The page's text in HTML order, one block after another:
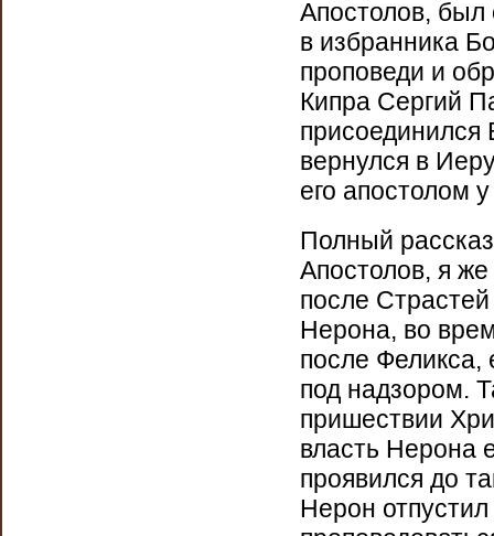
Апостолов, был
в избранника
проповеди и
Кипра Сергий
присоединился
вернулся в
его апостолом
Полный
Апостолов, я же
после Страстей
Нерона, во
после Феликса,
под надзором.
пришествии
власть Нерона
проявился до
Нерон